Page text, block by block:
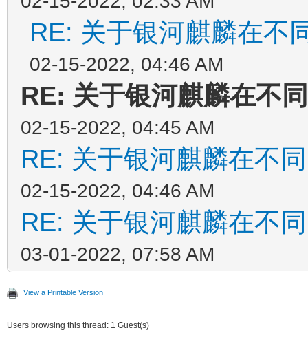
RE: 关于银河麒麟在不
02-15-2022, 04:46 AM
RE: 关于银河麒麟在不
02-15-2022, 04:45 AM
RE: 关于银河麒麟在不
02-15-2022, 04:46 AM
RE: 关于银河麒麟在不
03-01-2022, 07:58 AM
View a Printable Version
Users browsing this thread: 1 Guest(s)